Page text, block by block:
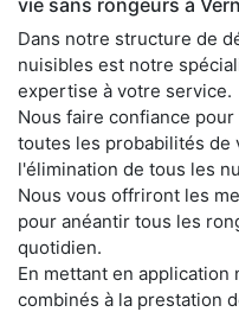
Dans notre structure de
nuisibles est notre
expertise à votre service.
Nous faire confiance
toutes les probabilités
l'élimination de tous les
Nous vous offriront les
pour anéantir tous les
quotidien.
En mettant en
combinés à la prestation